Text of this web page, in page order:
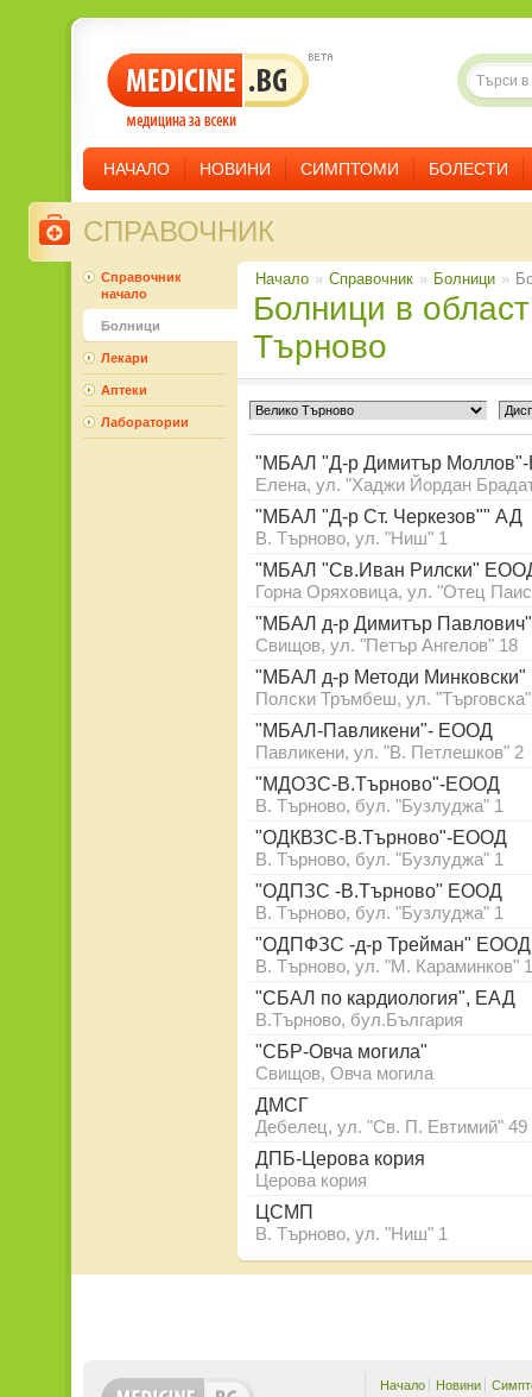
НАЧАЛО НОВИНИ СИМПТОМИ БОЛЕСТИ
СПРАВОЧНИК
Начало » Справочник » Болници »
Болници в област Велико
Търново
"МБАЛ "Д-р Димитър
Елена, ул. "Хаджи Йордан
"МБАЛ "Д-р Ст. Черкезов"" АД
В. Търново, ул. "Ниш" 1
"МБАЛ "Св.Иван Рилски"
Горна Оряховица, ул. "Отец
"МБАЛ д-р Димитър
Свищов, ул. "Петър Ангелов" 18
"МБАЛ д-р Методи
Полски Тръмбеш, ул.
"МБАЛ-Павликени"- ЕООД
Павликени, ул. "В. Петлешков" 2
"МДОЗС-В.Търново"-ЕООД
В. Търново, бул. "Бузлуджа" 1
"ОДКВЗС-В.Търново"-ЕООД
В. Търново, бул. "Бузлуджа" 1
"ОДПЗС -В.Търново" ЕООД
В. Търново, бул. "Бузлуджа" 1
"ОДПФЗС -д-р Трейман" ЕООД
В. Търново, ул. "М. Караминков"
"СБАЛ по кардиология", ЕАД
В.Търново, бул.България
"СБР-Овча могила"
Свищов, Овча могила
ДМСГ
Дебелец, ул. "Св. П. Евтимий" 49
ДПБ-Церова кория
Церова кория
ЦСМП
В. Търново, ул. "Ниш" 1
Справочник
начало
Болници
Лекари
Аптеки
Лаборатории
Начало Новини